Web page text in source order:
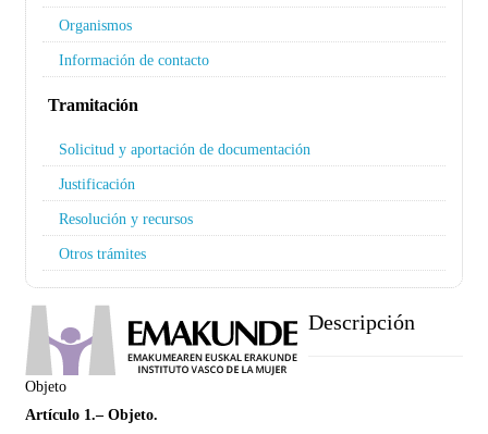
Organismos
Información de contacto
Tramitación
Solicitud y aportación de documentación
Justificación
Resolución y recursos
Otros trámites
Descripción
Objeto
Artículo 1.– Objeto.